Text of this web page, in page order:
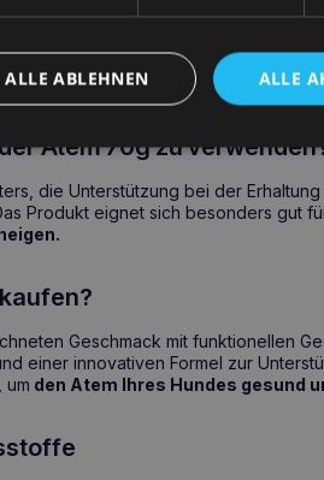
und starke Zähne.
Verdauungssystem
Atem 70g zu
die Unterstützung bei der
Produkt eignet sich besonders gut
Geschmack mit funktionellen
einer innovativen Formel zur
um den Atem Ihres Hundes gesund
ALLE
ALLE ABLEHNEN